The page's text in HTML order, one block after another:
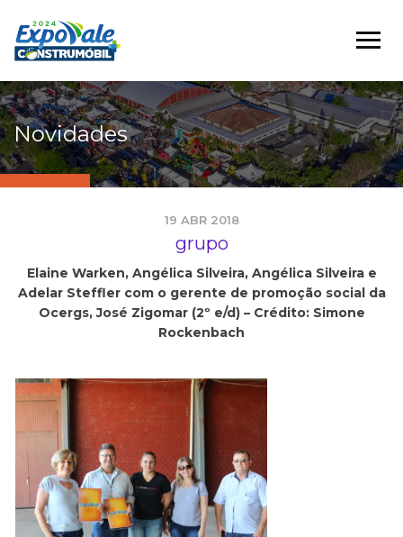
Novidades
19 ABR 2018
grupo
Elaine Warken, Angélica Silveira, Angélica Silveira e
Adelar Steffler com o gerente de promoção social da
Ocergs, José Zigomar (2º e/d) – Crédito: Simone
Rockenbach